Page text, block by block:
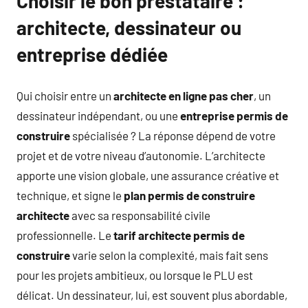
architecte, dessinateur ou
entreprise dédiée
Qui choisir entre un architecte en ligne pas cher, un
dessinateur indépendant, ou une entreprise permis de
construire spécialisée ? La réponse dépend de votre
projet et de votre niveau d’autonomie. L’architecte
apporte une vision globale, une assurance créative et
technique, et signe le plan permis de construire
architecteavec sa responsabilité civile
professionnelle. Le tarif architecte permis de
construirevarie selon la complexité, mais fait sens
pour les projets ambitieux, ou lorsque le PLU est
délicat. Un dessinateur, lui, est souvent plus abordable,